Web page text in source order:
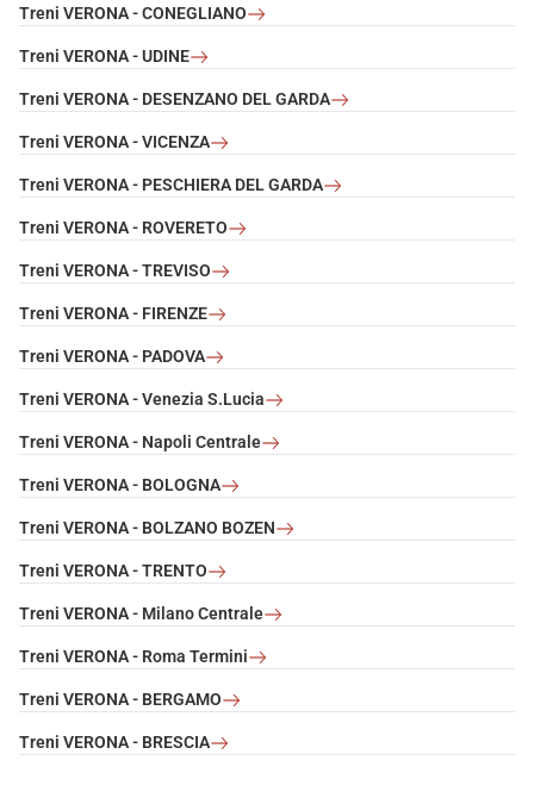
Treni VERONA - CONEGLIANO
Treni VERONA - UDINE
Treni VERONA - DESENZANO DEL GARDA
Treni VERONA - VICENZA
Treni VERONA - PESCHIERA DEL GARDA
Treni VERONA - ROVERETO
Treni VERONA - TREVISO
Treni VERONA - FIRENZE
Treni VERONA - PADOVA
Treni VERONA - Venezia S.Lucia
Treni VERONA - Napoli Centrale
Treni VERONA - BOLOGNA
Treni VERONA - BOLZANO BOZEN
Treni VERONA - TRENTO
Treni VERONA - Milano Centrale
Treni VERONA - Roma Termini
Treni VERONA - BERGAMO
Treni VERONA - BRESCIA